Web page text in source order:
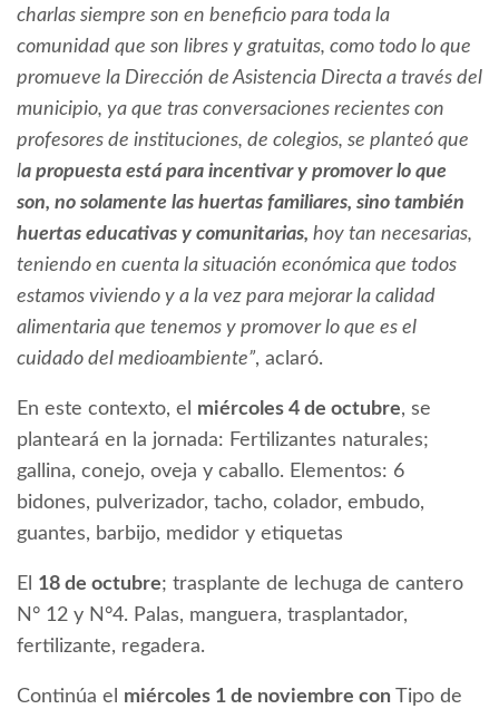
charlas siempre son en beneficio para toda la
comunidad que son libres y gratuitas, como todo lo que
promueve la Dirección de Asistencia Directa a través del
municipio, ya que tras conversaciones recientes con
profesores de instituciones, de colegios, se planteó que
la propuesta está para incentivar y promover lo que
son, no solamente las huertas familiares, sino también
huertas educativas y comunitarias, hoy tan necesarias,
teniendo en cuenta la situación económica que todos
estamos viviendo y a la vez para mejorar la calidad
alimentaria que tenemos y promover lo que es el
cuidado del medioambiente”, aclaró.
En este contexto, el miércoles 4 de octubre, se
planteará en la jornada: Fertilizantes naturales;
gallina, conejo, oveja y caballo. Elementos: 6
bidones, pulverizador, tacho, colador, embudo,
guantes, barbijo, medidor y etiquetas
El 18 de octubre; trasplante de lechuga de cantero
N° 12 y N°4. Palas, manguera, trasplantador,
fertilizante, regadera.
Continúa el miércoles 1 de noviembre con Tipo de